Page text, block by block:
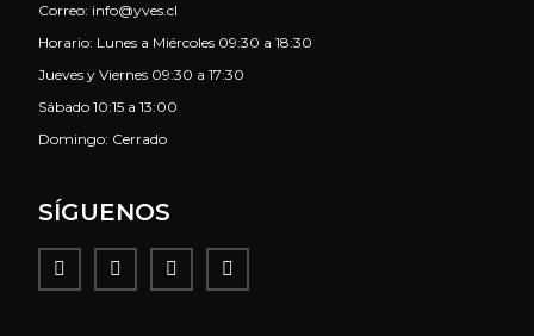
Correo: info@yves.cl
Horario: Lunes a Miércoles 09:30 a 18:30
Jueves y Viernes 09:30 a 17:30
Sábado 10:15 a 13:00
Domingo: Cerrado
SÍGUENOS